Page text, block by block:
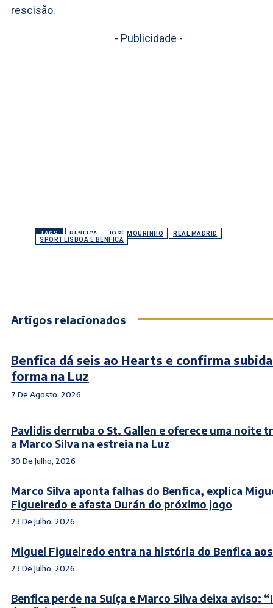
rescisão.
- Publicidade -
TAGS BENFICA JOSÉ MOURINHO
REAL MADRID
SPORT LISBOA E BENFICA
Artigos relacionados
Benfica dá seis ao Hearts e confirma
forma na Luz
7 De Agosto, 2026
Pavlidis derruba o St. Gallen e oferece uma noite
a Marco Silva na estreia na Luz
30 De Julho, 2026
Marco Silva aponta falhas do Benfica, explica
Figueiredo e afasta Durán do próximo jogo
23 De Julho, 2026
Miguel Figueiredo entra na história do Benfica aos
23 De Julho, 2026
Benfica perde na Suíça e Marco Silva deixa aviso: